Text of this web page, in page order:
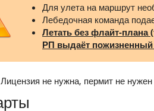
Для улета на маршрут
Лебедочная команда
Летать без флайт-плана
РП выдаёт пожизненный
Лицензия не нужна, пермит не нужен